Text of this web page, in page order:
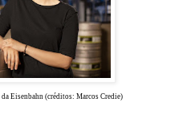
Eisenbahn (créditos: Marcos Credie)